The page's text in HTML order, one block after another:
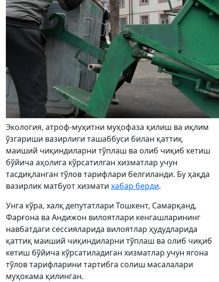
Экология, атроф-муҳитни муҳофаза қилиш ва иқлим
ўзгариши вазирлиги ташаббуси билан қаттиқ
маиший чиқиндиларни тўплаш ва олиб чиқиб кетиш
бўйича аҳолига кўрсатилган хизматлар учун
тасдиқланган тўлов тарифлари белгиланди. Бу ҳақда
вазирлик матбуот хизмати хабар берди.
Унга кўра, халқ депутатлари Тошкент, Самарқанд,
Фарғона ва Андижон вилоятлари кенгашларининг
навбатдаги сессияларида вилоятлар ҳудудларида
қаттиқ маиший чиқиндиларни тўплаш ва олиб чиқиб
кетиш бўйича кўрсатиладиган хизматлар учун ягона
тўлов тарифларини тартибга солиш масалалари
муҳокама қилинган.